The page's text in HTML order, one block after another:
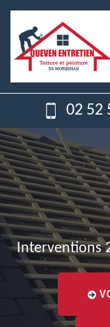
02 52
Interventions